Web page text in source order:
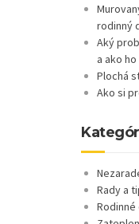
rodinný
Aký
a ako
Plochá
Ako si
Rady a